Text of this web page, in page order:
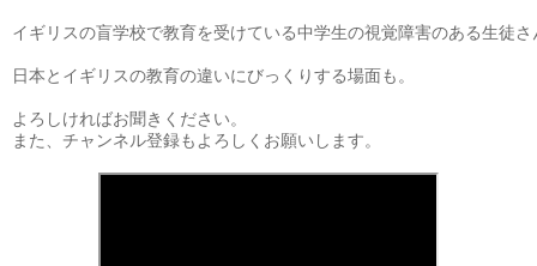
イギリスの盲学校で教育を受けている中学生の視覚障害のある生徒
日本とイギリスの教育の違いにびっくりする場面も。
よろしければお聞きください。
また、チャンネル登録もよろしくお願いします。